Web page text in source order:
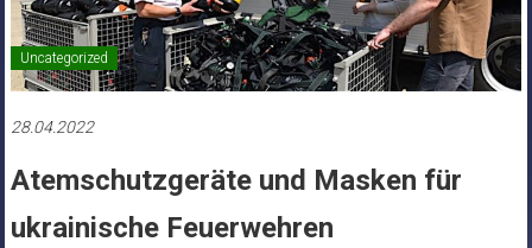
Uncategorized
28.04.2022
Atemschutzgeräte und Masken für
ukrainische Feuerwehren